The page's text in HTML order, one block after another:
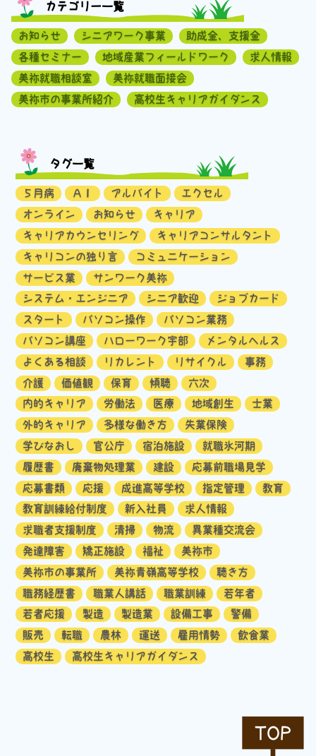
カテゴリー一覧
お知らせ シニアワーク事業
助成金、支援金
各種セミナー
地域産業フィールドワーク
求人情報
美祢就職相談室
美祢就職面接会
美祢市の事業所紹介
高校生キャリアガイダンス
タグ一覧
５月病 ＡＩ アルバイト
エクセル
オンライン
お知らせ
キャリア
キャリアカウンセリング
キャリアコンサルタント
キャリコンの独り言
コミュニケーション
サービス業
サンワーク美祢
システム・エンジニア
シニア歓迎
ジョブカード
スタート
パソコン操作
パソコン業務
パソコン講座
ハローワーク宇部
メンタルヘルス
よくある相談
リカレント リサイクル
事務
介護
価値観 保育 傾聴
六次
内的キャリア
労働法 医療 地域創生
士業
外的キャリア
多様な働き方
失業保険
学びなおし
官公庁 宿泊施設
就職氷河期
履歴書
廃棄物処理業 建設
応募前職場見学
応募書類
応援 成進高等学校 指定管理
教育
教育訓練給付制度
新入社員
求人情報
求職者支援制度
清掃 物流
異業種交流会
発達障害
矯正施設 福祉
美祢市
美祢市の事業所
美祢青嶺高等学校
聴き方
職務経歴書
職業人講話 職業訓練
若年者
若者応援
製造 製造業 設備工事
警備
販売
転職 農林 運送 雇用情勢
飲食業
高校生
高校生キャリアガイダンス
TOP